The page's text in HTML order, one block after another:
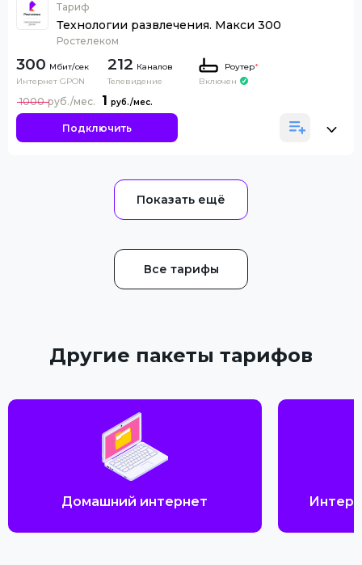
Тариф
Технологии развлечения. Макси 300
Ростелеком
300
Интернет GPON
212 Каналов
Телевидение
Роутер*
Включен
1
1000
Подключить
Все тарифы
Другие пакеты тарифов
Домашний интернет